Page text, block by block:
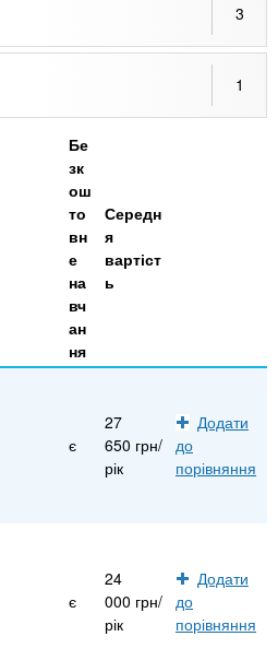
3
1
Бе
зк
ош
то
вн
е
на
вч
ан
ня
Середн
я
вартіст
ь
є
27
650 грн/
рік
Додати
до
порівняння
є
24
000 грн/
рік
Додати
до
порівняння